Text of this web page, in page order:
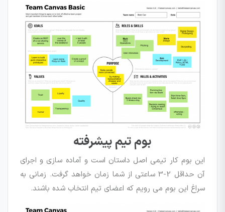
بوم تیم پیشرفته
این بوم کار تیمی اصل داستان است و آماده سازی و اجرای
آن حداقل 2-3 ساعتی از شما زمان خواهد گرفت. زمانی به
سراغ این بوم می رویم که اعضای تیم انتخاب شده باشند.